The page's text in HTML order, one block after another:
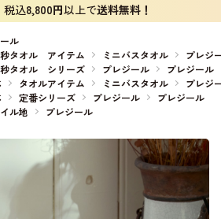
税込8,800円以上で送料無料！
ル
秒タオル アイテム ミニバスタオル
プレジ
秒タオル シリーズ プレジール
プレジール
タオルアイテム ミニバスタオル
プレジ
定番シリーズ プレジール
プレジール
ル地 プレジール